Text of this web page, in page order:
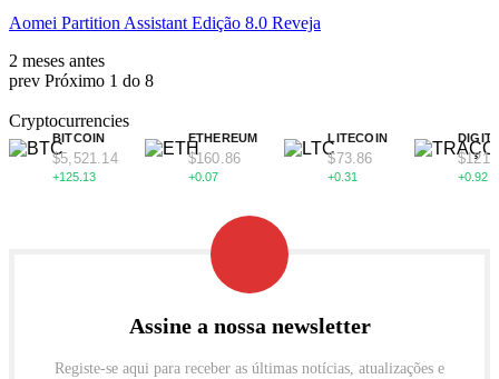
Aomei Partition Assistant Edição 8.0 Reveja
2 meses antes
prev Próximo 1 do 8
Cryptocurrencies
BITCOIN
$5,521.14
+125.13
ETHEREUM
$160.86
+0.07
LITECOIN
$73.86
+0.31 +0.92
Assine a nossa newsletter
Registe-se aqui para receber as últimas notícias, atualizações e